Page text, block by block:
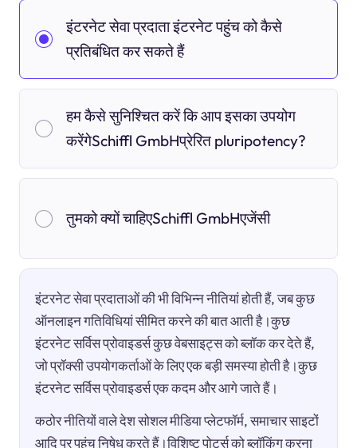
इंटरनेट सेवा प्रदाता इंटरनेट पहुंच को कैसे
प्रतिबंधित कर सकते हैं
हम कैसे सुनिश्चित करें कि आप इसका उपयोग
करेंगेSchiffl GmbHप्रेरित pluripotency?
तुमको क्यों चाहिएSchiffl GmbHएजेंसी
इंटरनेट सेवा प्रदाताओं की भी विभिन्न नीतियां होती हैं, जब कुछ
ऑनलाइन गतिविधियां सीमित करने की बात आती है।कुछ
इंटरनेट सर्विस प्रोवाइडर्स कुछ वेबसाइट्स को ब्लॉक कर देते हैं,
जो प्रॉक्सी उपयोगकर्ताओं के लिए एक बड़ी समस्या होती है।कुछ
इंटरनेट सर्विस प्रोवाइडर्स एक कदम और आगे जाते हैं।
कठोर नीतियों वाले देश सोशल मीडिया प्लेटफॉर्म, समाचार साइटों
आदि पर पहुंच निषेध करते हैं।विशिष्ट पोर्ट्स को ब्लॉकिंग करना